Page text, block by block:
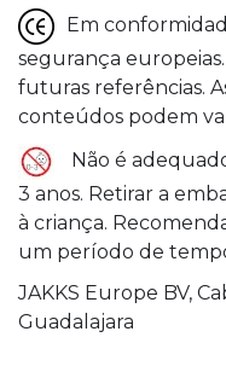
Em
segurança
futuras referências.
conteúdos podem
Não é
3 anos. Retirar a
à criança.
um período de
JAKKS Europe BV,
Guadalajara